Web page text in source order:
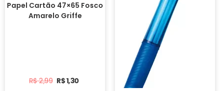
Papel Cartão 47×65 Fosco
Amarelo Griffe
R$2,99 R$1,30